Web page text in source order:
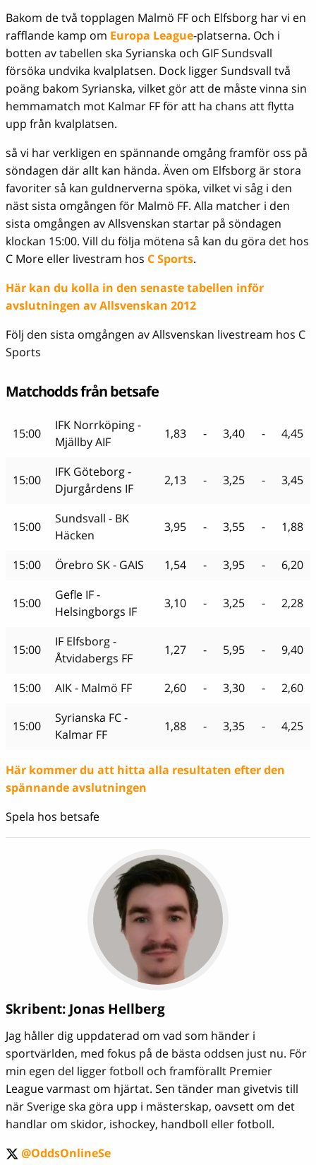
Bakom de två topplagen Malmö FF och Elfsborg har vi en
rafflande kamp om Europa League-platserna. Och i
botten av tabellen ska Syrianska och GIF Sundsvall
försöka undvika kvalplatsen. Dock ligger Sundsvall två
poäng bakom Syrianska, vilket gör att de måste vinna sin
hemmamatch mot Kalmar FF för att ha chans att flytta
upp från kvalplatsen.
så vi har verkligen en spännande omgång framför oss på
söndagen där allt kan hända. Även om Elfsborg är stora
favoriter så kan guldnerverna spöka, vilket vi såg i den
näst sista omgången för Malmö FF. Alla matcher i den
sista omgången av Allsvenskan startar på söndagen
klockan 15:00. Vill du följa mötena så kan du göra det hos
C More eller livestram hos C Sports.
Här kan du kolla in den senaste tabellen inför
avslutningen av Allsvenskan 2012
Följ den sista omgången av Allsvenskan livestream hos C
Sports
Matchodds från betsafe
15:00
IFK Norrköping -
Mjällby AIF
1,83 - 3,40 - 4,45
15:00
IFK Göteborg -
Djurgårdens IF
2,13 - 3,25 - 3,45
15:00
Sundsvall - BK
Häcken
3,95 - 3,55 - 1,88
15:00 Örebro SK - GAIS 1,54 - 3,95 - 6,20
15:00
Gefle IF -
Helsingborgs IF
3,10 - 3,25 - 2,28
15:00
IF Elfsborg -
Åtvidabergs FF
1,27 - 5,95 - 9,40
15:00 AIK - Malmö FF 2,60 - 3,30 - 2,60
15:00
Syrianska FC -
Kalmar FF
1,88 - 3,35 - 4,25
Här kommer du att hitta alla resultaten efter den
spännande avslutningen
Spela hos betsafe
Skribent: Jonas Hellberg
Jag håller dig uppdaterad om vad som händer i
sportvärlden, med fokus på de bästa oddsen just nu. För
min egen del ligger fotboll och framförallt Premier
League varmast om hjärtat. Sen tänder man givetvis till
när Sverige ska göra upp i mästerskap, oavsett om det
handlar om skidor, ishockey, handboll eller fotboll.
twitter
@OddsOnlineSe